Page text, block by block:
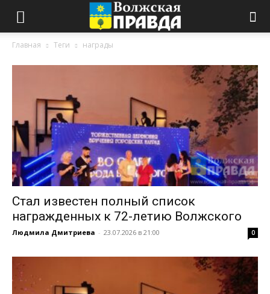
Главная Теги награды
Стал известен полный список
награжденных к 72-летию Волжского
Людмила Дмитриева - 23.07.2026 в 21:00 0